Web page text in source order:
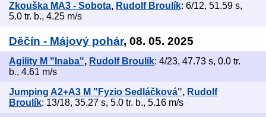
Zkouška MA3 - Sobota, Rudolf Broulík: 6/12, 51.59 s,
5.0 tr. b., 4.25 m/s
Děčín - Májový pohár, 08. 05. 2025
Agility M "Inaba", Rudolf Broulík: 4/23, 47.73 s, 0.0 tr.
b., 4.61 m/s
Jumping A2+A3 M "Fyzio Sedláčková", Rudolf
Broulík: 13/18, 35.27 s, 5.0 tr. b., 5.16 m/s